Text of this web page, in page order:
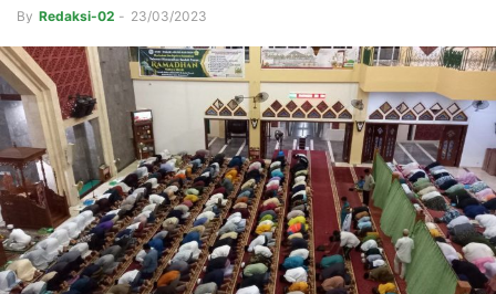
By Redaksi-02 - 23/03/2023